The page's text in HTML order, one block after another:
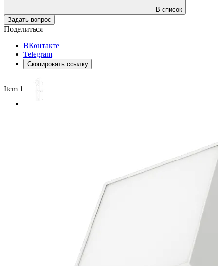
В список
Задать вопрос
Поделиться
ВКонтакте
Telegram
Скопировать ссылку
Item 1 of 5